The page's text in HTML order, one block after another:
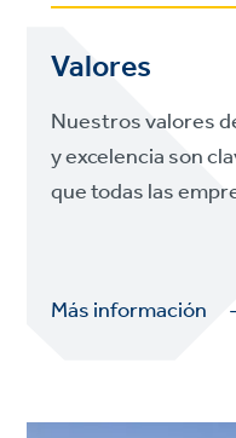
Valores
Nuestros valores
y excelencia son
que todas las
Más información